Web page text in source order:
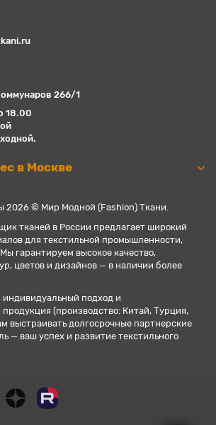
266/1
18.00
в Москве
2026 © Мир Модной (Fashion) Ткани.
тканей в России предлагает широкий
для текстильной промышленности,
гарантируем высокое качество,
цветов и дизайнов — в наличии более
подход и
(производство: Китай, Турция,
выстраивать долгосрочные партнерские
— ваш успех и развитие текстильного